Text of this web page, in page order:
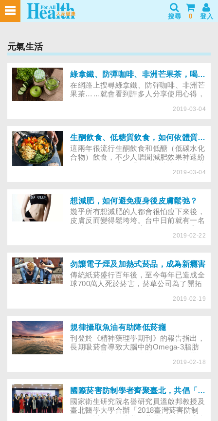
搜尋 0 登入
元氣生活
綠拿鐵、防彈咖啡、非洲芒果茶，喝錯小心越減越肥！
在網路上搜尋綠拿鐵、防彈咖啡、非洲芒
果茶……就會看到許多人分享使用心得，
僅無感，還引起副作用。像上個月因推廣
腸、採用低碳飲食，而未完整接受正規治
療，導致腹腔發炎，引發敗血性休克，不
幸離世，讓人惋惜。究竟，這三種熱門的
減肥飲食法哪一個比較有效？該如何判斷
自己適合哪一個？又有哪些人不適合呢？
2019-03-04
生酮飲食、低糖質飲食，如何依體質選擇減肥法？
這兩年很流行生酮飲食和低醣（低碳水化
合物）飲食，不少人聽聞減肥效果神速紛
水化合物」的減肥飲食，不容易長久維
物，不僅作法溫和，對吃慣米食的亞洲人
來說，也較容易達成。究竟什麼是生酮飲
食、低醣飲食及低糖質飲食？各適合哪些
體質的人來減肥？
2019-03-04
想減肥，如何避免瘦身後皮膚鬆弛？
幾乎所有想減肥的人都會很怕瘦下來後，
皮膚反而變得鬆垮垮。台中日前就有一名
120公斤，在接受胃繞道減重手術後，雖
下來後出現重達3公斤的贅皮，就連原本
傲人的D奶胸部也嚴重下垂，變成70歲阿
婆布袋奶。究竟該如何預防減肥後皮膚鬆
弛的問題？
2019-02-22
勿讓電子煙及加熱式菸品，成為新癮害
傳統紙菸盛行百年後，至今每年已造成全
球700萬人死於菸害，菸草公司為了開拓
2015年起更陸續推出「加熱式菸品」，
力，使這股「新興菸品」勢力快速崛起氾
濫。
2019-02-19
規律攝取魚油有助降低菸癮
刊登於《精神藥理學期刊》的報告指出，
長期吸菸會導致大腦中的Omega-3脂肪
干擾腦部主掌愉悅、滿足等區域內的神經
糾纏。透過補充深海魚油，這種情形能獲
得改善。
2019-02-18
國際菸害防制學者齊聚臺北，共倡「菸害終局」
國家衛生研究院名譽研究員溫啟邦教授及
臺北醫學大學合辦「2018臺灣菸害防制